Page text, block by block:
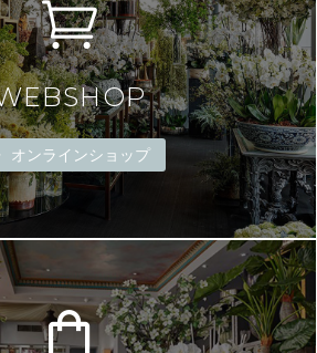
オンラインショップ